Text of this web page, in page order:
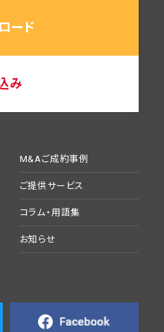
M&Aご成約事例
ご提供サービス
コラム・用語集
お知らせ
ード
み